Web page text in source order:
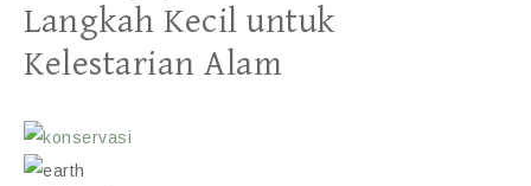
Langkah Kecil untuk
Kelestarian Alam